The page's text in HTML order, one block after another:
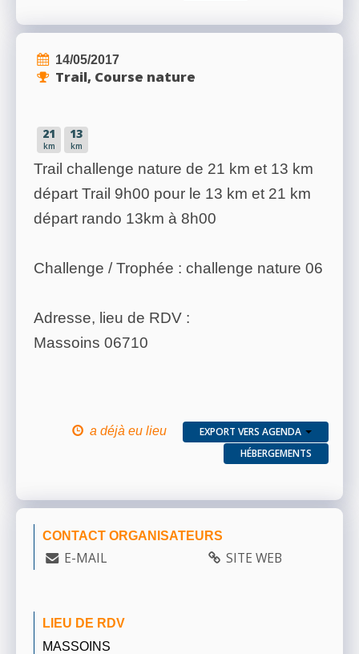
14/05/2017
Trail, Course nature
21
km
13
km
Trail challenge nature de 21 km et 13 km
départ Trail 9h00 pour le 13 km et 21 km
départ rando 13km à 8h00
Challenge / Trophée : challenge nature 06
Adresse, lieu de RDV :
Massoins 06710
a déjà eu lieu
EXPORT VERS AGENDA
HÉBERGEMENTS
CONTACT ORGANISATEURS
E-MAIL SITE WEB
LIEU DE RDV
MASSOINS